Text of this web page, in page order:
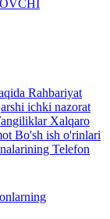
Rahbariyat
ichki nazorat
Xalqaro
Bo'sh ish o'rinlari
Telefon